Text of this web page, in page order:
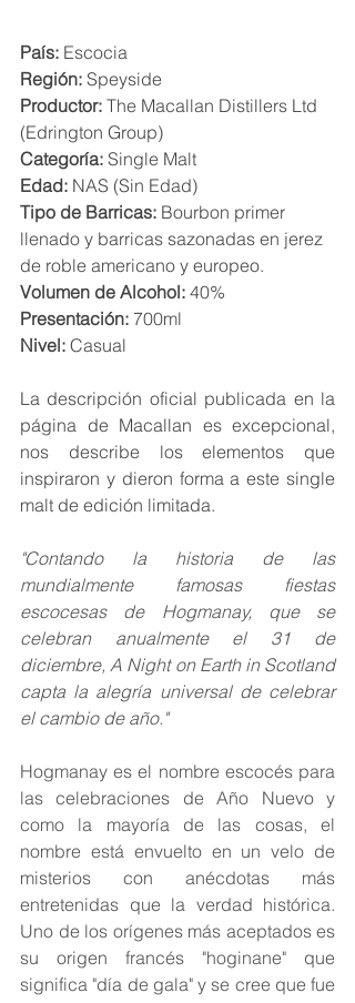
País: Escocia
Región: Speyside
Productor: The Macallan Distillers Ltd
(Edrington Group)
Categoría: Single Malt
Edad: NAS (Sin Edad)
Tipo de Barricas: Bourbon primer
llenado y barricas sazonadas en jerez
de roble americano y europeo.
Volumen de Alcohol: 40%
Presentación: 700ml
Nivel: Casual
La descripción oficial publicada en la
página de Macallan es excepcional,
nos describe los elementos que
inspiraron y dieron forma a este single
malt de edición limitada.
"Contando la historia de las
mundialmente famosas fiestas
escocesas de Hogmanay, que se
celebran anualmente el 31 de
diciembre, A Night on Earth in Scotland
capta la alegría universal de celebrar
el cambio de año."
Hogmanay es el nombre escocés para
las celebraciones de Año Nuevo y
como la mayoría de las cosas, el
nombre está envuelto en un velo de
misterios con anécdotas más
entretenidas que la verdad histórica.
Uno de los orígenes más aceptados es
su origen francés "hoginane" que
significa "día de gala" y se cree que fue